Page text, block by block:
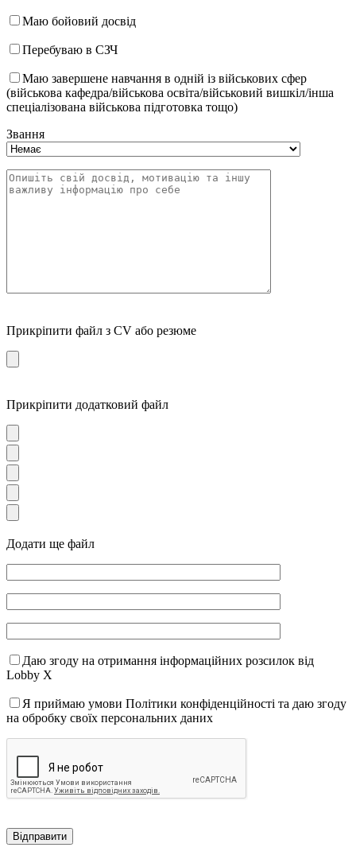
Маю бойовий досвід
Перебуваю в СЗЧ
Маю завершене навчання в одній із військових сфер
(військова кафедра/військова освіта/військовий вишкіл/інша
спеціалізована військова підготовка тощо)
Звання
Прикріпити файл з CV або резюме
Прикріпити додатковий файл
Додати ще файл
Даю згоду на отримання інформаційних розсилок від
Lobby X
Я приймаю умови Політики конфіденційності та даю згоду
на обробку своїх персональних даних